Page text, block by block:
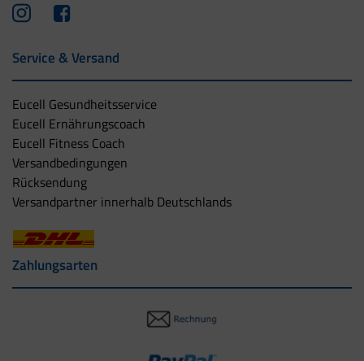
Service & Versand
Eucell Gesundheitsservice
Eucell Ernährungscoach
Eucell Fitness Coach
Versandbedingungen
Rücksendung
Versandpartner innerhalb Deutschlands
Zahlungsarten